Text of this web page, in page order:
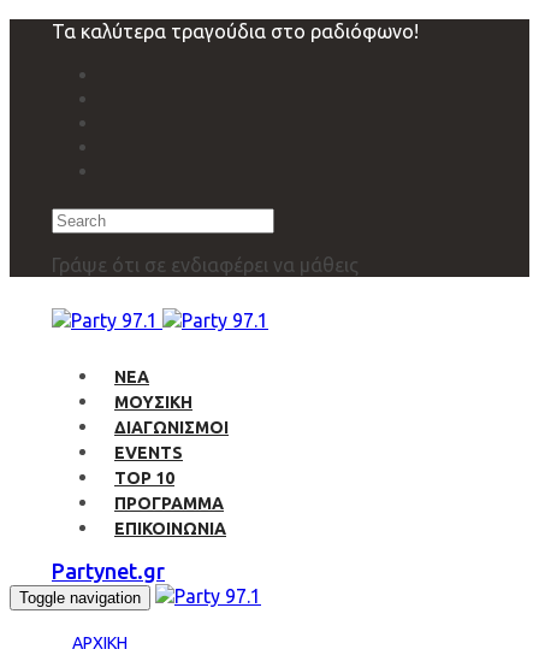
navigation
Τα καλύτερα τραγούδια στο ραδιόφωνο!
Search
Γράψε ότι σε ενδιαφέρει να μάθεις
ΝΕΑ
ΜΟΥΣΙΚΗ
ΔΙΑΓΩΝΙΣΜΟΙ
EVENTS
TOP 10
ΠΡΟΓΡΑΜΜΑ
ΕΠΙΚΟΙΝΩΝΙΑ
Partynet.gr
Toggle navigation
ΑΡΧΙΚΗ